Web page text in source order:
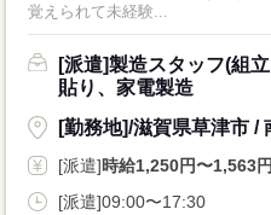
覚えられて未経験...
[派遣]製造スタッフ(組
貼り、家電製造
[勤務地]/滋賀県草津市 /
[派遣]時給1,250円〜1,563円
[派遣]09:00〜17:30